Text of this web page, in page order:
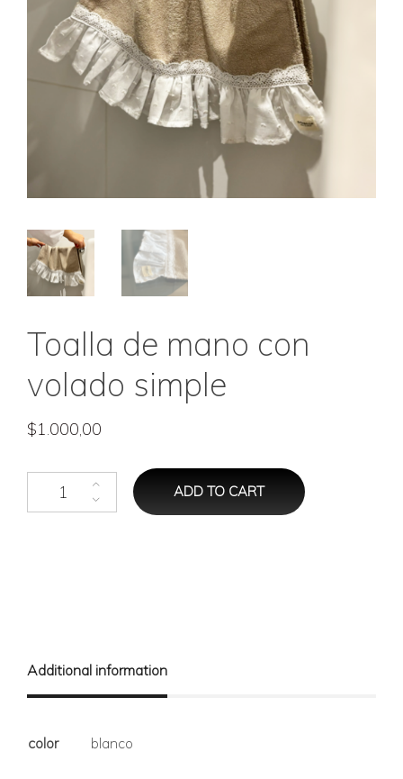
Toalla de mano con
volado simple
$1.000,00
Toalla de mano con volado simple quantity
ADD TO CART
Additional information
color blanco